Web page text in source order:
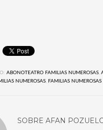
ABONOTEATRO FAMILIAS NUMEROSAS
NUMEROSAS
FAMILIAS NUMEROSAS
SOBRE AFAN